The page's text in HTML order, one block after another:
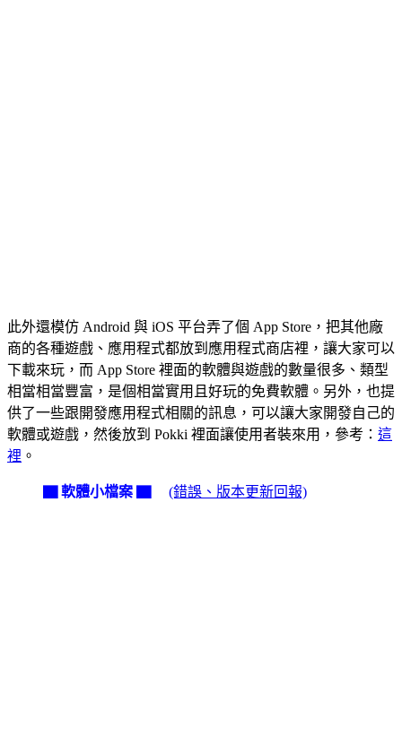
此外還模仿 Android 與 iOS 平台弄了個 App Store，把其他廠
商的各種遊戲、應用程式都放到應用程式商店裡，讓大家可以
下載來玩，而 App Store 裡面的軟體與遊戲的數量很多、類型
相當相當豐富，是個相當實用且好玩的免費軟體。另外，也提
供了一些跟開發應用程式相關的訊息，可以讓大家開發自己的
軟體或遊戲，然後放到 Pokki 裡面讓使用者裝來用，參考： 這
裡 。
▇ 軟體小檔案 ▇ (錯誤、版本更新回報)